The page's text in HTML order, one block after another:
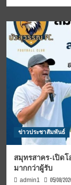
ข่าวประชาสัมพันธ์
สมุทรสาคร-เปิด
มากกว่าผู้รับ
admin1 05/08/